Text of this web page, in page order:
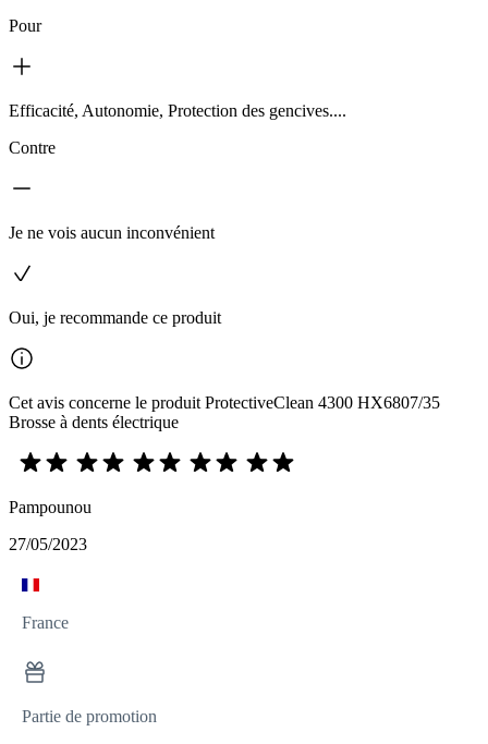
Pour
Efficacité, Autonomie, Protection des gencives....
Contre
Je ne vois aucun inconvénient
Oui, je recommande ce produit
Cet avis concerne le produit ProtectiveClean 4300 HX6807/35
Brosse à dents électrique
Pampounou
27/05/2023
France
Partie de promotion